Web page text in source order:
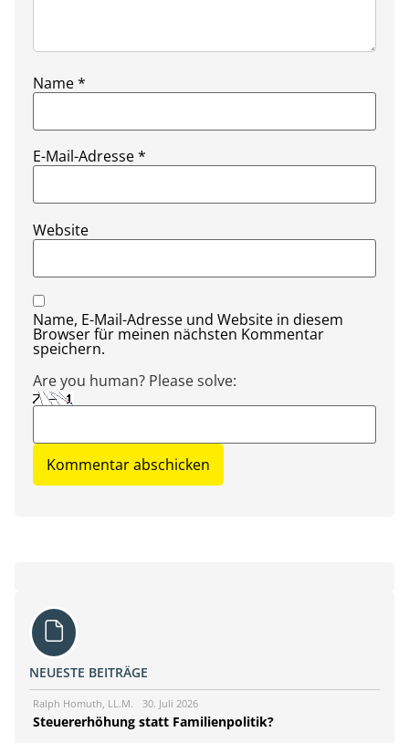
Name*
E-Mail-Adresse*
Website
Name, E-Mail-Adresse und Website in diesem
Browser für meinen nächsten Kommentar
speichern.
Are you human? Please solve:
NEUESTE BEITRÄGE
Ralph Homuth, LL.M. 30. Juli 2026
Steuererhöhung statt Familienpolitik?